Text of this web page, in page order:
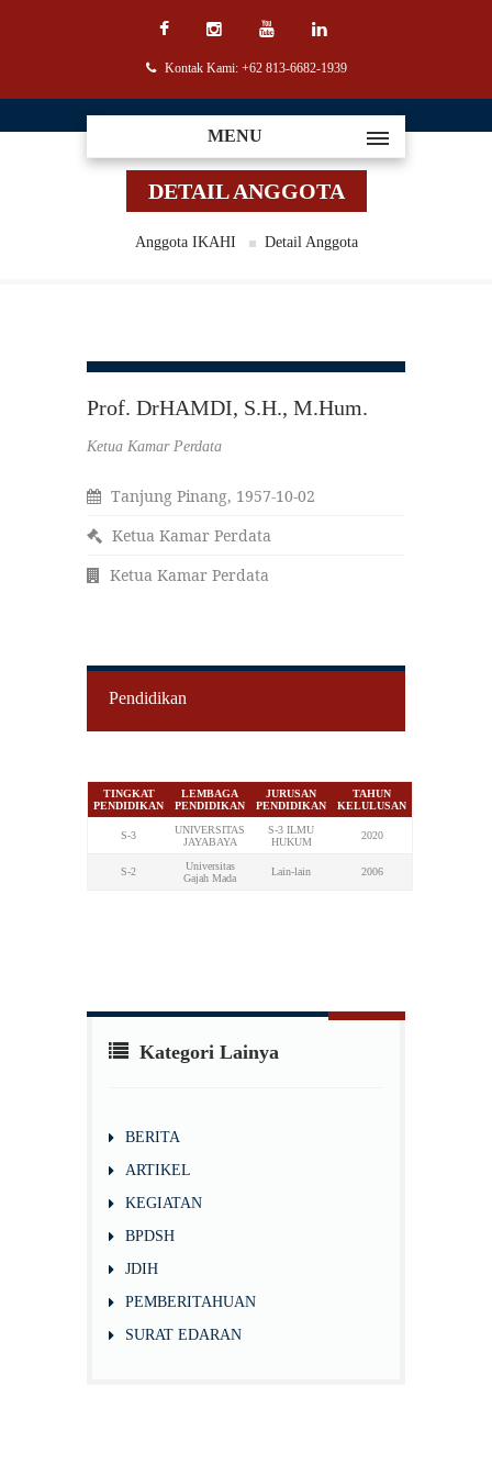
Kontak Kami: +62 813-6682-1939
MENU
DETAIL ANGGOTA
Anggota IKAHI Detail Anggota
Prof. DrHAMDI, S.H., M.Hum.
Ketua Kamar Perdata
Tanjung Pinang, 1957-10-02
Ketua Kamar Perdata
Ketua Kamar Perdata
Pendidikan
TINGKAT
PENDIDIKAN
LEMBAGA
PENDIDIKAN
JURUSAN
PENDIDIKAN
TAHUN
KELULUSAN
S-3
UNIVERSITAS
JAYABAYA
S-3 ILMU
HUKUM
2020
S-2
Universitas
Gajah Mada
Lain-lain 2006
Kategori Lainya
BERITA
ARTIKEL
KEGIATAN
BPDSH
JDIH
PEMBERITAHUAN
SURAT EDARAN